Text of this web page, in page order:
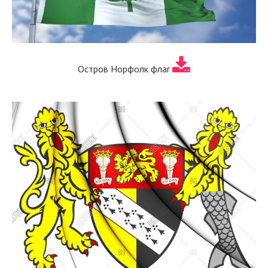
Остров Норфолк флаг